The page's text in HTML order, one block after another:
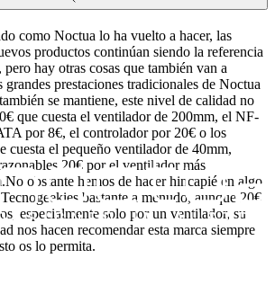
como Noctua lo ha vuelto a hacer, las
productos continúan siendo la referencia
hay otras cosas que también van a
grandes prestaciones tradicionales de Noctua
se mantiene, este nivel de calidad no
que cuesta el ventilador de 200mm, el NF-
por 8€, el controlador por 20€ o los
cuesta el pequeño ventilador de 40mm,
20€ por el ventilador más
obstante hemos de hacer hincapié en algo
bastante a menudo, aunque 20€
especialmente solo por un ventilador, su
nos hacen recomendar esta marca siempre
os lo permita.